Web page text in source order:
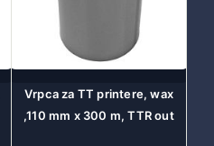
Vrpca za TT printere, wax
,110 mm x 300 m, TTR out